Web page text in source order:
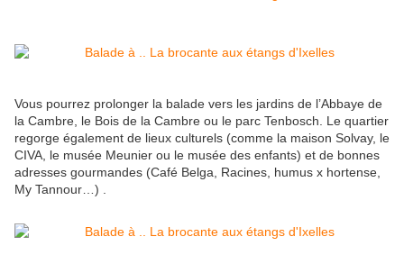
Vous pourrez prolonger la balade vers les jardins de l’Abbaye de
la Cambre, le Bois de la Cambre ou le parc Tenbosch. Le quartier
regorge également de lieux culturels (comme la maison Solvay, le
CIVA, le musée Meunier ou le musée des enfants) et de bonnes
adresses gourmandes (Café Belga, Racines, humus x hortense,
My Tannour…) .